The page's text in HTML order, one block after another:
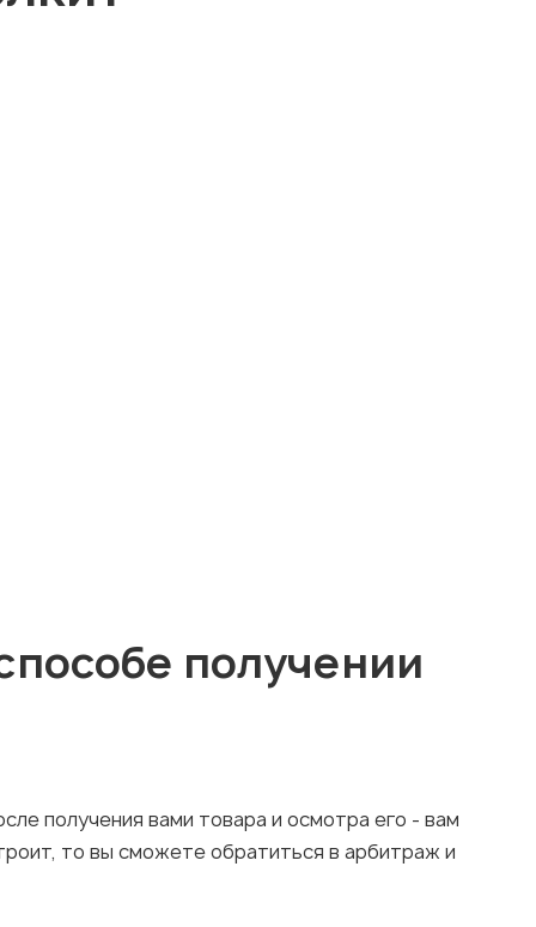
получении
получения вами товара и осмотра его - вам
то вы сможете обратиться в арбитраж и